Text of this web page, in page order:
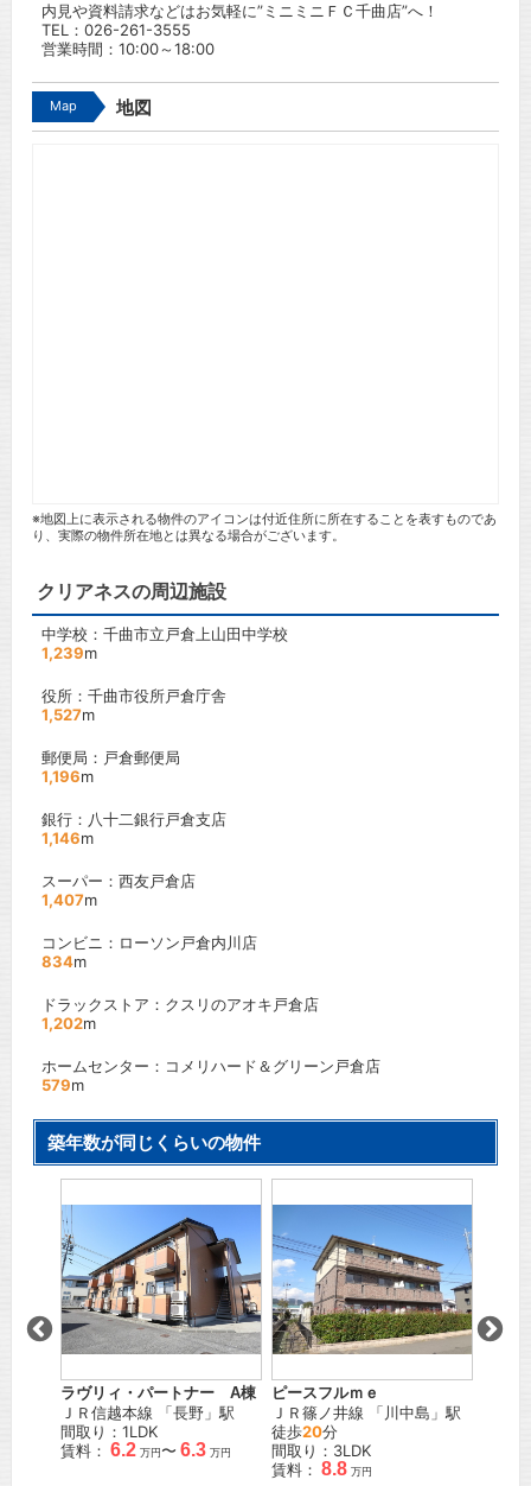
内見や資料請求などはお気軽に”ミニミニＦＣ千曲店”へ！
TEL： 026-261-3555
営業時間：10:00～18:00
Map 地図
※地図上に表示される物件のアイコンは付近住所に所在することを表すものであ
り、実際の物件所在地とは異なる場合がございます。
クリアネスの周辺施設
中学校：千曲市立戸倉上山田中学校
1,239m
役所：千曲市役所戸倉庁舎
1,527m
郵便局：戸倉郵便局
1,196m
銀行：八十二銀行戸倉支店
1,146m
スーパー：西友戸倉店
1,407m
コンビニ：ローソン戸倉内川店
834m
ドラックストア：クスリのアオキ戸倉店
1,202m
ホームセンター：コメリハード＆グリーン戸倉店
579m
築年数が同じくらいの物件
ラヴリィ・パートナー A棟
ＪＲ信越本線 「長野 」駅
間取り：1LDK
賃料： 6.2 万円〜 6.3 万円
ピースフルｍｅ
ＪＲ篠ノ井線 「川中島 」駅
徒歩20分
間取り：3LDK
賃料： 8.8 万円